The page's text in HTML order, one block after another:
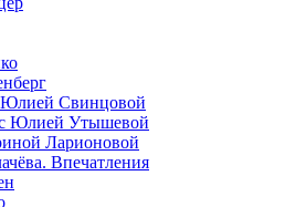
Юлией Свинцовой
с Юлией Утышевой
Ларионовой
Впечатления